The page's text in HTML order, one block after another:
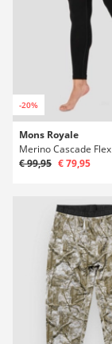
-20%
Mons Royale
€ 99,95 € 79,95